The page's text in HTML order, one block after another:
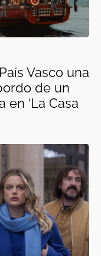
Vasco una
de un
‘La Casa